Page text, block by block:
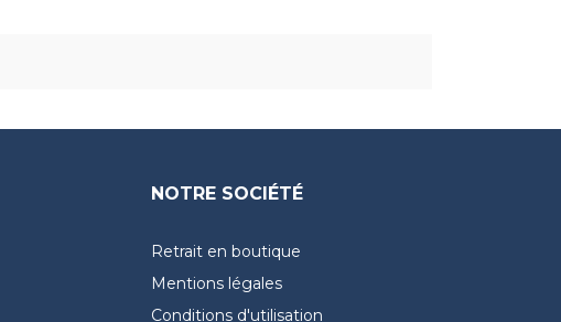
NOTRE SOCIÉTÉ
Retrait en boutique
Mentions légales
Conditions d'utilisation